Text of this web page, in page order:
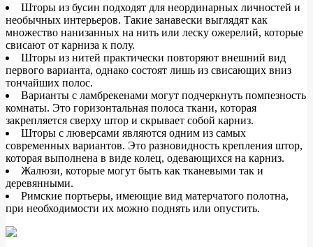
Шторы из бусин подходят для неординарных личностей и
необычных интерьеров. Такие занавески выглядят как
множество нанизанных на нить или леску ожерелий, которые
свисают от карниза к полу.
Шторы из нитей практически повторяют внешний вид
первого варианта, однако состоят лишь из свисающих вниз
тончайших полос.
Варианты с ламбрекенами могут подчеркнуть помпезность
комнаты. Это горизонтальная полоса ткани, которая
закрепляется сверху штор и скрывает собой карниз.
Шторы с люверсами являются одним из самых
современных вариантов. Это разновидность крепления штор,
которая выполнена в виде колец, одевающихся на карниз.
Жалюзи, которые могут быть как тканевыми так и
деревянными.
Римские портьеры, имеющие вид матерчатого полотна,
при необходимости их можно поднять или опустить.